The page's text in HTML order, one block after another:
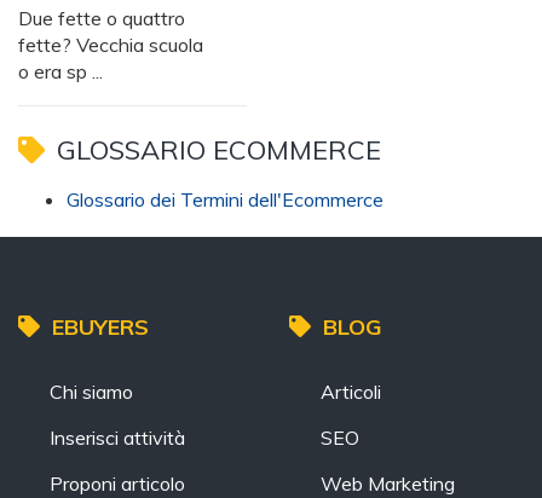
Due fette o quattro
fette? Vecchia scuola
o era sp ...
GLOSSARIO ECOMMERCE
Glossario dei Termini dell'Ecommerce
EBUYERS
Chi siamo
Inserisci attività
Proponi articolo
BLOG
Articoli
SEO
Web Marketing